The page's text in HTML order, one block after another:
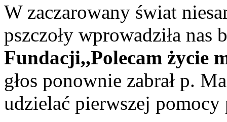
W zaczarowany świat
pszczoły wprowadziła
Fundacji,,Polecam życie
głos ponownie zabrał p.
udzielać pierwszej